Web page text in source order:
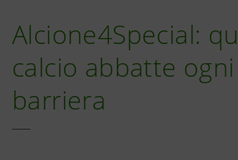
Alcione4Special:
calcio abbatte ogni
barriera